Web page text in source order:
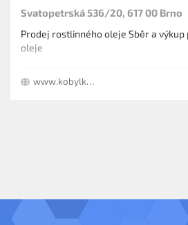
Svatopetrská 536/20, 617 00 Brno
Prodej rostlinného oleje Sběr a
oleje
www.kobylka.cz